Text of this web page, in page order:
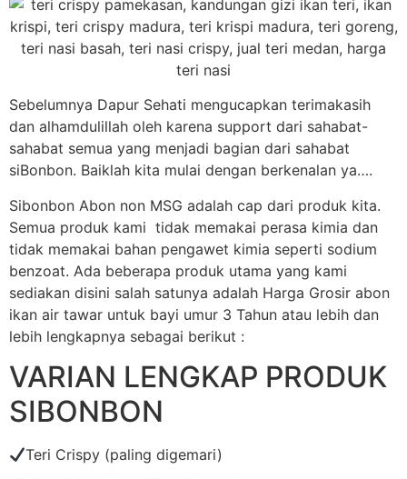
Sebelumnya Dapur Sehati mengucapkan terimakasih
dan alhamdulillah oleh karena support dari sahabat-
sahabat semua yang menjadi bagian dari sahabat
siBonbon. Baiklah kita mulai dengan berkenalan ya….
Sibonbon Abon non MSG adalah cap dari produk kita.
Semua produk kami tidak memakai perasa kimia dan
tidak memakai bahan pengawet kimia seperti sodium
benzoat. Ada beberapa produk utama yang kami
sediakan disini salah satunya adalah Harga Grosir abon
ikan air tawar untuk bayi umur 3 Tahun atau lebih dan
lebih lengkapnya sebagai berikut :
VARIAN LENGKAP PRODUK
SIBONBON
Teri Crispy (paling digemari)